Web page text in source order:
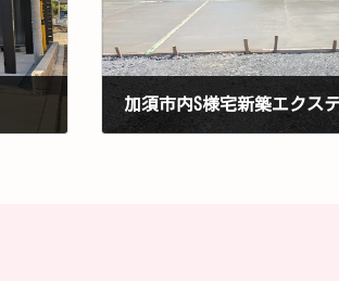
2026 年 6 月 7 日